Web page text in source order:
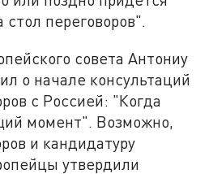
переговоров".
совета Антониу
о начале консультаций
с Россией: "Когда
момент". Возможно,
и кандидатуру
утвердили